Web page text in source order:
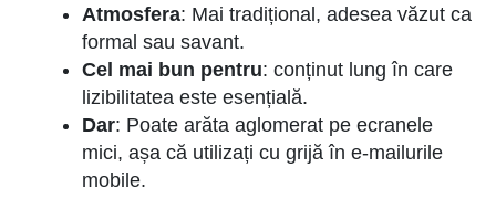
Atmosfera: Mai tradițional, adesea văzut ca
formal sau savant.
Cel mai bun pentru: conținut lung în care
lizibilitatea este esențială.
Dar: Poate arăta aglomerat pe ecranele
mici, așa că utilizați cu grijă în e-mailurile
mobile.